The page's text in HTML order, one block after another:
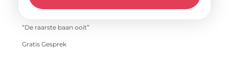
“De raarste baan ooit”
Gratis Gesprek